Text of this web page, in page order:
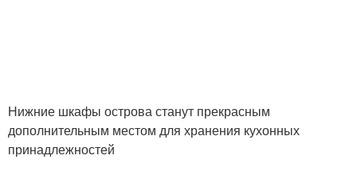
Нижние шкафы острова станут прекрасным
дополнительным местом для хранения кухонных
принадлежностей